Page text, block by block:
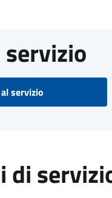
servizio
di